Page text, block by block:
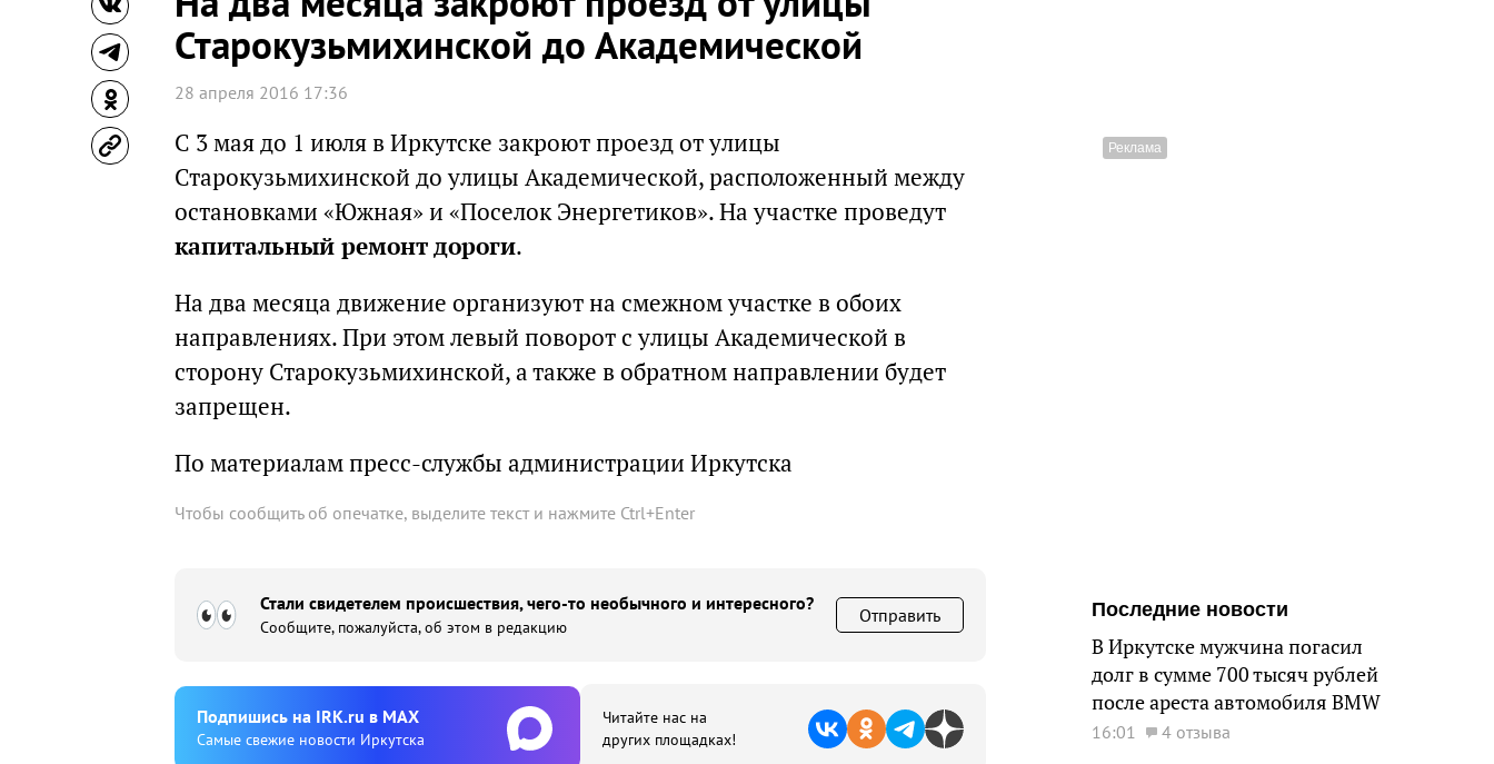
Старокузьмихинской до Академической
28 апреля 2016 17:36
С 3 мая до 1 июля в Иркутске закроют проезд от улицы
Старокузьмихинской до улицы Академической, расположенный между
остановками «Южная» и «Поселок Энергетиков». На участке проведут
капитальный ремонт дороги.
На два месяца движение организуют на смежном участке в обоих
направлениях. При этом левый поворот с улицы Академической в
сторону Старокузьмихинской, а также в обратном направлении будет
запрещен.
По материалам пресс-службы администрации Иркутска
Чтобы сообщить об опечатке, выделите текст и нажмите Ctrl+Enter
Стали свидетелем происшествия, чего-то необычного и интересного?
Сообщите, пожалуйста, об этом в редакцию
Отправить
Подпишиcь на IRK.ru в MAX
Cамые свежие новости Иркутска
Читайте нас на
других площадках!
Последние новости
В Иркутске мужчина погасил
долг в сумме 700 тысяч рублей
после ареста автомобиля BMW
16:01 4 отзыва